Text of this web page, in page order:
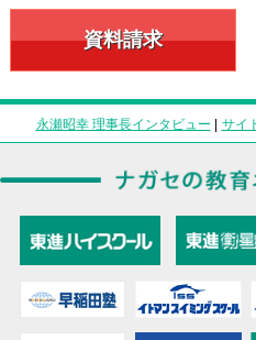
資料請求
永瀬昭幸 理事長インタビュー | サイ